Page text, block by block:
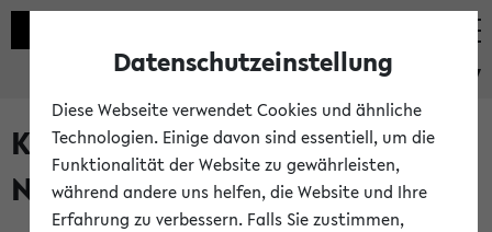
eKVV
Kalenderintegration und
Newsfeeds
Datenschutzeinstellung
Diese Webseite verwendet Cookies und ähnliche
Technologien. Einige davon sind essentiell, um die
Funktionalität der Website zu gewährleisten,
während andere uns helfen, die Website und Ihre
Erfahrung zu verbessern. Falls Sie zustimmen,